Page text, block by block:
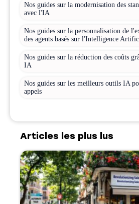
Nos guides sur la modernisation des
avec l'IA
Nos guides sur la personnalisation de
des agents basés sur l'Intelligence
Nos guides sur la réduction des coûts
IA
Nos guides sur les meilleurs outils IA
appels
Articles les plus lus